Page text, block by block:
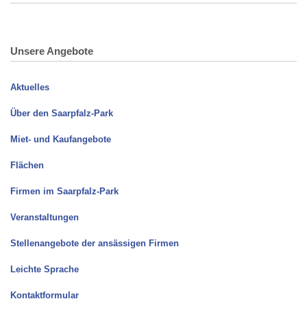
Unsere Angebote
Aktuelles
Über den Saarpfalz-Park
Miet- und Kaufangebote
Flächen
Firmen im Saarpfalz-Park
Veranstaltungen
Stellenangebote der ansässigen Firmen
Leichte Sprache
Kontaktformular